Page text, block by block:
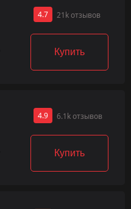
4.7 21k отзывов
Купить
4.9 6.1k отзывов
Купить